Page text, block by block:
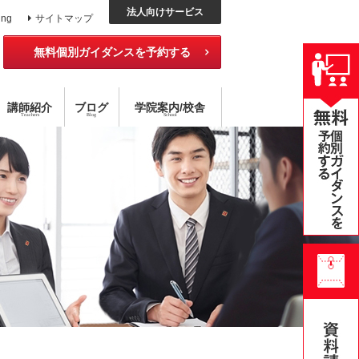
サイトマップ
法人向けサービス
無料個別ガイダンスを予約する
目標達成型 語学スクール
ング×指導 ハイブリッド型選択受講
国語コース 個別レッスン
スン 無料公開セミナー
講師紹介
Teachers
ブログ
Blog
学院案内/校舎
School
メリカ校 オンライン・スクール